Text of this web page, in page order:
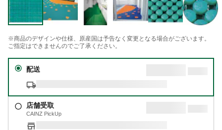
※商品のデザインや仕様、原産国は予告なく変更となる場合がございます。
ご指定はできませんのでご了承ください。
配送
店舗受取
CAINZ PickUp